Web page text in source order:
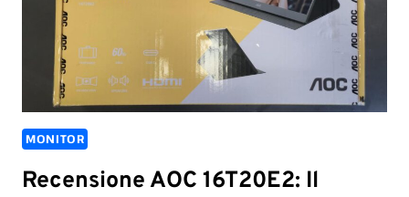
MONITOR
Recensione AOC 16T20E2: Il